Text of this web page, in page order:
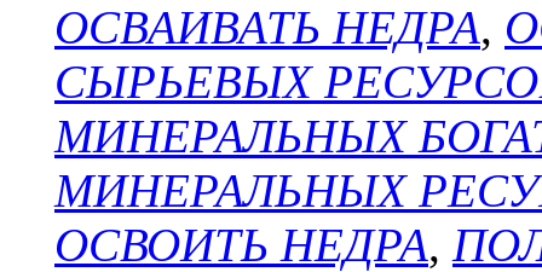
ОСВАИВАТЬ НЕДРА,
СЫРЬЕВЫХ
МИНЕРАЛЬНЫХ
МИНЕРАЛЬНЫХ
ОСВОИТЬ НЕДРА,